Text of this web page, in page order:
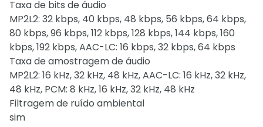
Taxa de bits de áudio
MP2L2: 32 kbps, 40 kbps, 48 kbps, 56 kbps, 64 kbps,
80 kbps, 96 kbps, 112 kbps, 128 kbps, 144 kbps, 160
kbps, 192 kbps, AAC-LC: 16 kbps, 32 kbps, 64 kbps
Taxa de amostragem de áudio
MP2L2: 16 kHz, 32 kHz, 48 kHz, AAC-LC: 16 kHz, 32 kHz,
48 kHz, PCM: 8 kHz, 16 kHz, 32 kHz, 48 kHz
Filtragem de ruído ambiental
sim